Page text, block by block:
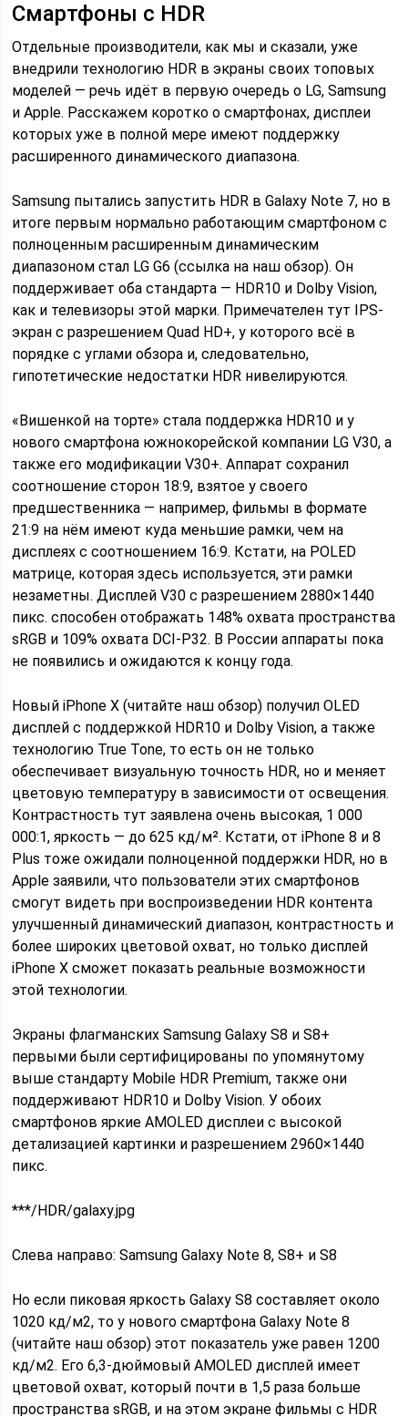
Смартфоны с HDR
Отдельные производители, как мы и сказали, уже
внедрили технологию HDR в экраны своих топовых
моделей — речь идёт в первую очередь о LG, Samsung
и Apple. Расскажем коротко о смартфонах, дисплеи
которых уже в полной мере имеют поддержку
расширенного динамического диапазона.
Samsung пытались запустить HDR в Galaxy Note 7, но в
итоге первым нормально работающим смартфоном с
полноценным расширенным динамическим
диапазоном стал LG G6 (ссылка на наш обзор). Он
поддерживает оба стандарта — HDR10 и Dolby Vision,
как и телевизоры этой марки. Примечателен тут IPS-
экран с разрешением Quad HD+, у которого всё в
порядке с углами обзора и, следовательно,
гипотетические недостатки HDR нивелируются.
«Вишенкой на торте» стала поддержка HDR10 и у
нового смартфона южнокорейской компании LG V30, а
также его модификации V30+. Аппарат сохранил
соотношение сторон 18:9, взятое у своего
предшественника — например, фильмы в формате
21:9 на нём имеют куда меньшие рамки, чем на
дисплеях с соотношением 16:9. Кстати, на POLED
матрице, которая здесь используется, эти рамки
незаметны. Дисплей V30 с разрешением 2880×1440
пикс. способен отображать 148% охвата пространства
sRGB и 109% охвата DCI-P32. В России аппараты пока
не появились и ожидаются к концу года.
Новый iPhone X (читайте наш обзор) получил OLED
дисплей с поддержкой HDR10 и Dolby Vision, а также
технологию True Tone, то есть он не только
обеспечивает визуальную точность HDR, но и меняет
цветовую температуру в зависимости от освещения.
Контрастность тут заявлена очень высокая, 1 000
000:1, яркость — до 625 кд/м². Кстати, от iPhone 8 и 8
Plus тоже ожидали полноценной поддержки HDR, но в
Apple заявили, что пользователи этих смартфонов
смогут видеть при воспроизведении HDR контента
улучшенный динамический диапазон, контрастность и
более широких цветовой охват, но только дисплей
iPhone X сможет показать реальные возможности
этой технологии.
Экраны флагманских Samsung Galaxy S8 и S8+
первыми были сертифицированы по упомянутому
выше стандарту Mobile HDR Premium, также они
поддерживают HDR10 и Dolby Vision. У обоих
смартфонов яркие AMOLED дисплеи с высокой
детализацией картинки и разрешением 2960×1440
пикс.
***/HDR/galaxy.jpg
Слева направо: Samsung Galaxy Note 8, S8+ и S8
Но если пиковая яркость Galaxy S8 составляет около
1020 кд/м2, то у нового смартфона Galaxy Note 8
(читайте наш обзор) этот показатель уже равен 1200
кд/м2. Его 6,3-дюймовый AMOLED дисплей имеет
цветовой охват, который почти в 1,5 раза больше
пространства sRGB, и на этом экране фильмы с HDR